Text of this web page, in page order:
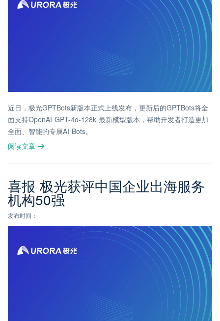
近日，极光GPTBots新版本正式上线发布，更新后的GPTBots将全
面支持OpenAI GPT-4o-128k 最新模型版本，帮助开发者打造更加
全面、智能的专属AI Bots。
阅读文章
喜报 极光获评中国企业出海服务
机构50强
发布时间：